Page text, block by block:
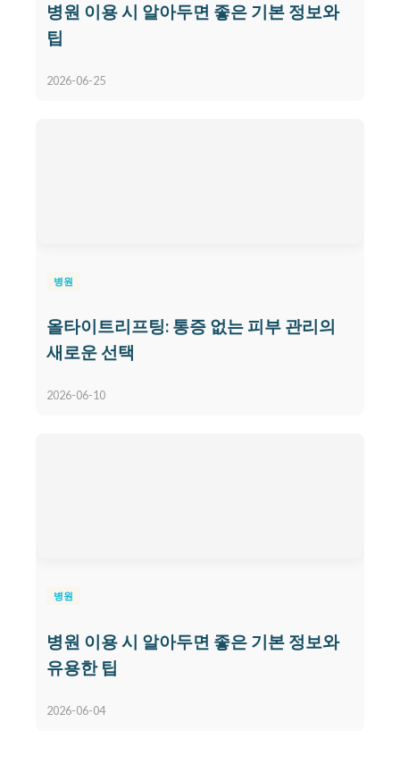
병원 이용 시 알아두면 좋은 기본 정보와
팁
2026-06-25
병원
올타이트리프팅: 통증 없는 피부 관리의
새로운 선택
2026-06-10
병원
병원 이용 시 알아두면 좋은 기본 정보와
유용한 팁
2026-06-04